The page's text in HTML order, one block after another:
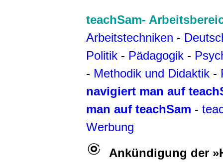
teachSam-
Arbeitstechniken -
Politik - Pädagogik -
- Methodik und Didaktik -
navigiert man auf
man auf teachSam -
Werbung
Ankündigung der